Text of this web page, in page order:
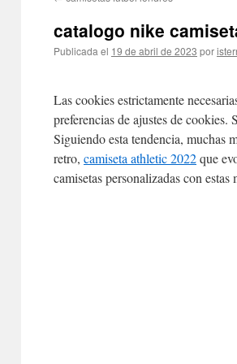
contenido
catalogo nike
Publicada el 19 de abril de 2023 por
Las cookies estrictamente
preferencias de ajustes de cookies.
Siguiendo esta tendencia, muchas
retro, camiseta athletic 2022que
camisetas personalizadas con